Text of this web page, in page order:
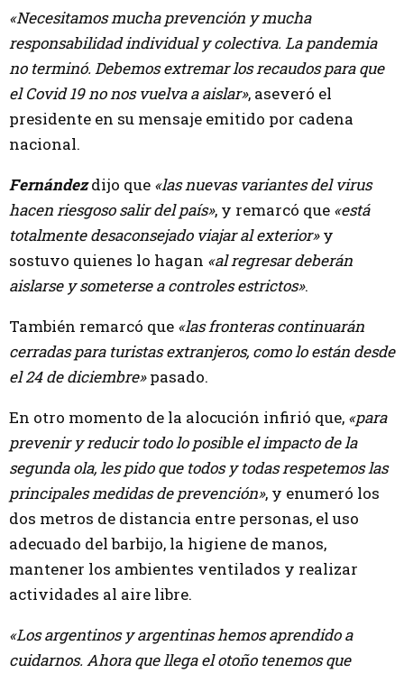
«Necesitamos mucha prevención y mucha
responsabilidad individual y colectiva. La pandemia
no terminó. Debemos extremar los recaudos para que
el Covid 19 no nos vuelva a aislar», aseveró el
presidente en su mensaje emitido por cadena
nacional.
Fernándezdijo que «las nuevas variantes del virus
hacen riesgoso salir del país», y remarcó que «está
totalmente desaconsejado viajar al exterior»y
sostuvo quienes lo hagan «al regresar deberán
aislarse y someterse a controles estrictos».
También remarcó que «las fronteras continuarán
cerradas para turistas extranjeros, como lo están desde
el 24 de diciembre»pasado.
En otro momento de la alocución infirió que, «para
prevenir y reducir todo lo posible el impacto de la
segunda ola, les pido que todos y todas respetemos las
principales medidas de prevención», y enumeró los
dos metros de distancia entre personas, el uso
adecuado del barbijo, la higiene de manos,
mantener los ambientes ventilados y realizar
actividades al aire libre.
«Los argentinos y argentinas hemos aprendido a
cuidarnos. Ahora que llega el otoño tenemos que